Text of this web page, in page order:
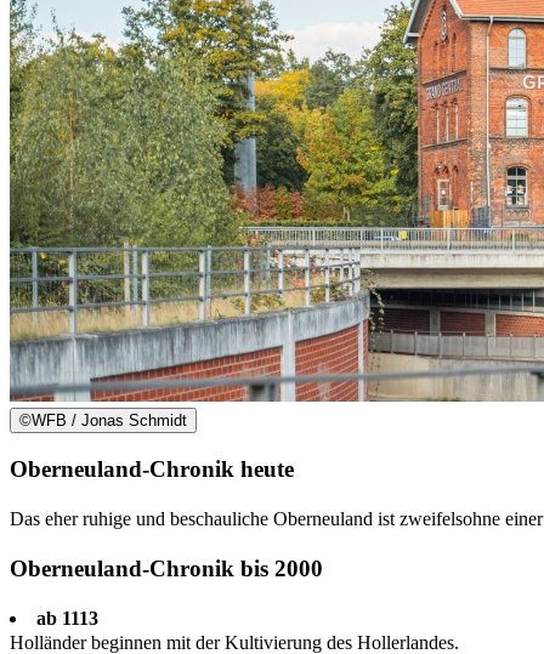
©WFB / Jonas Schmidt
Oberneuland-Chronik heute
Das eher ruhige und beschauliche Oberneuland ist zweifelsohne
Oberneuland-Chronik bis 2000
ab 1113
Holländer beginnen mit der Kultivierung des Hollerlandes.